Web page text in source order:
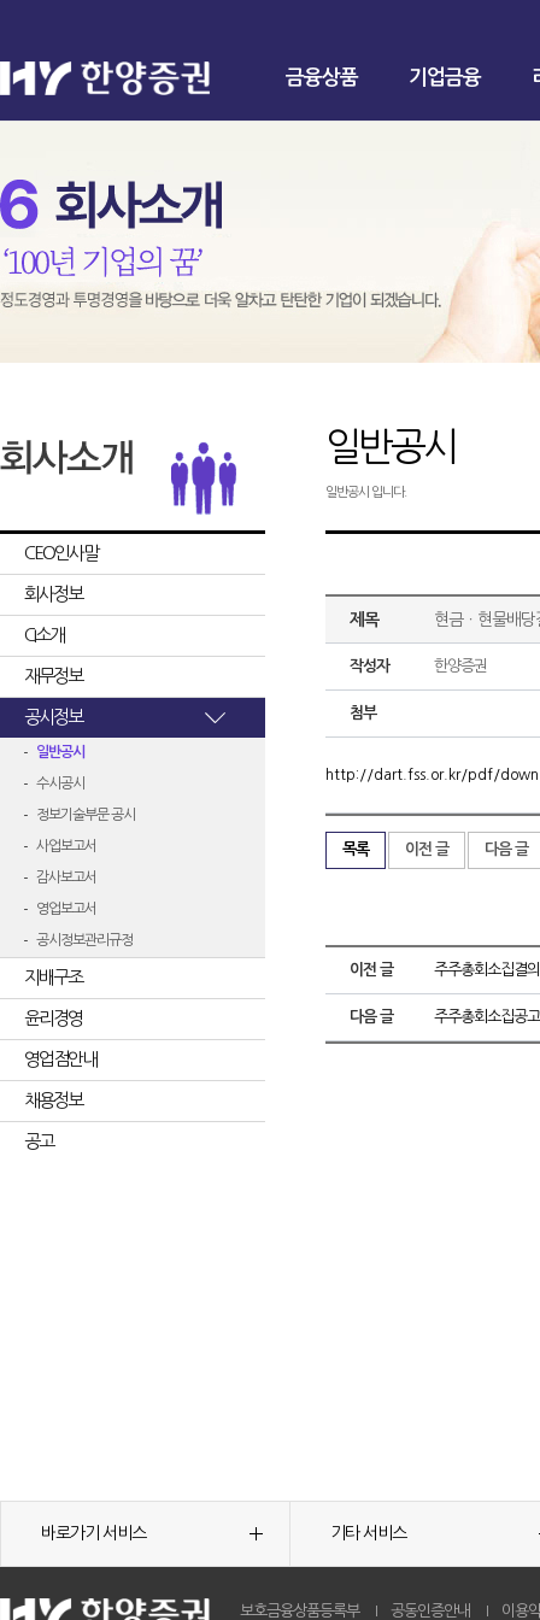
금융상품 기업금융
CEO인사말
회사정보
CI소개
재무정보
공시정보
일반공시
수시공시
정보기술부문 공시
사업보고서
감사보고서
영업보고서
공시정보관리규정
지배구조
윤리경영
영업점안내
채용정보
공고
일반공시
일반공시 입니다.
제목 현금ㆍ현물배당
작성자 한양증권
첨부
http://dart.fss.or.kr/pdf/
목록 이전 글 다음 글
이전 글 주주총회소집결의
다음 글 주주총회소집공고
바로가기 서비스 기타 서비스
보호금융상품등록부 공동인증안내 이용